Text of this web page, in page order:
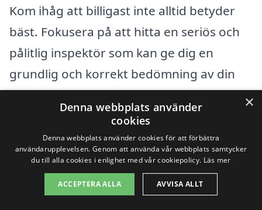
Kom ihåg att billigast inte alltid betyder
bäst. Fokusera på att hitta en seriös och
pålitlig inspektör som kan ge dig en
grundlig och korrekt bedömning av din
fastighet. En god inspektion kan spara dig
pengar på lång sikt genom att hjälpa dig
att identifiera potentiella problem innan
de blir kostsamma.
Få 3 erbjudanden, gratis och utan
×
Denna webbplats använder
cookies
Denna webbplats använder cookies för att förbättra
användarupplevelsen. Genom att använda vår webbplats samtycker
du till alla cookies i enlighet med vår cookiepolicy. Läs mer
ACCEPTERA ALLA AVVISA ALLT